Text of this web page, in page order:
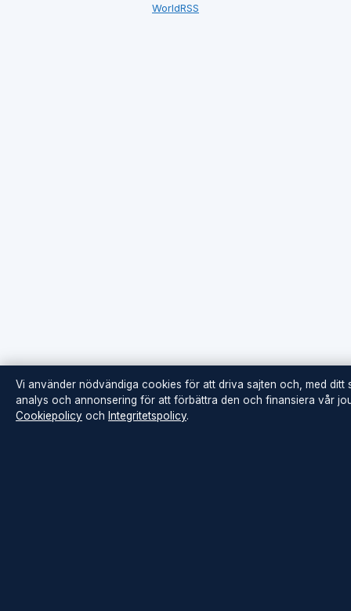
Vi använder nödvändiga cookies för att driva sajten och, med ditt
analys och annonsering för att förbättra den och finansiera vår
Cookiepolicy och Integritetspolicy.
WorldRSS